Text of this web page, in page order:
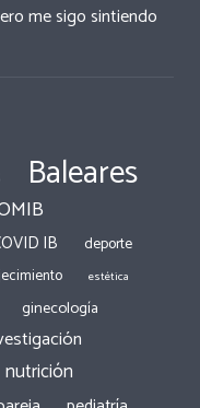
me sigo sintiendo
Baleares
IB
deporte
estética
ginecología
nutrición